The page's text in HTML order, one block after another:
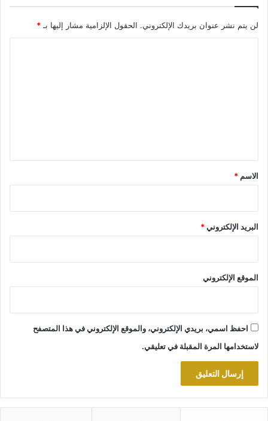
لن يتم نشر عنوان بريدك الإلكتروني. الحقول الإلزامية مشار إليها بـ *
*
الاسم *
البريد الإلكتروني*
الموقع الإلكتروني
احفظ اسمي، بريدي الإلكتروني، والموقع الإلكتروني في هذا المتصفح
لاستخدامها المرة المقبلة في تعليقي.